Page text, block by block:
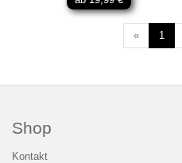
« 1
Shop
Kontakt